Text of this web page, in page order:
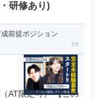
研修あり)
前提ポジション
AT限定可） 【この